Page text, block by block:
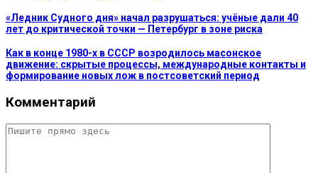
«Ледник Судного дня» начал разрушаться: учёные дали 40
лет до критической точки — Петербург в зоне риска
Как в конце 1980-х в СССР возродилось масонское
движение: скрытые процессы, международные контакты и
формирование новых лож в постсоветский период
Комментарий